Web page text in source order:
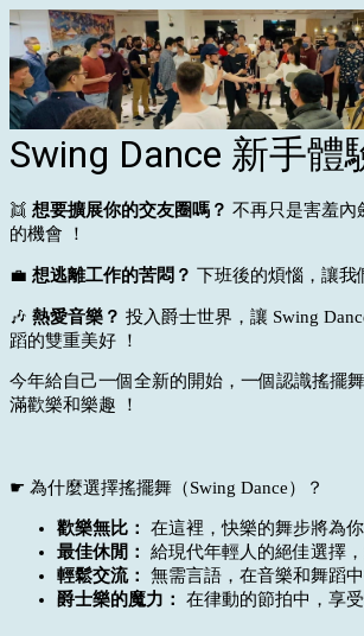
Swing Dance 新手體
👯 想要擴展你的交友圈嗎？ 不再只是害羞內
的機會 ！
💼 想逃離工作的苦悶？ 下班後的煩惱，讓我
🎶 熱愛音樂？ 投入爵士世界，讓 Swing
蹈的雙重美好 ！
今年給自己一個全新的開始，一個認識搖擺
滿歡樂和樂趣 ！
☛ 為什麼選擇搖擺舞（Swing Dance）？
歡樂無比：
在這裡，快樂的舞步將為
最佳休閒：
給現代年輕人的絕佳選擇
輕鬆交流：
無需言語，在音樂和舞蹈
爵士樂的魔力：
在律動的節拍中，享